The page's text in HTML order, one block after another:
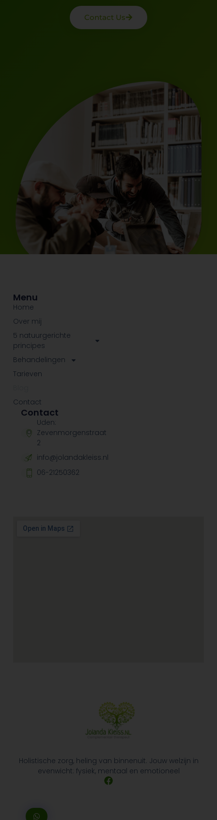
Contact Us
Holistische zorg, heling van binnenuit. Jouw welzijn in
evenwicht: fysiek, mentaal en emotioneel
Menu
Home
Over mij
5 natuurgerichte
principes
Behandelingen
Tarieven
Contact
Contact
Uden:
Zevenmorgenstraat
2
info@jolandakleiss.nl
06-21250362